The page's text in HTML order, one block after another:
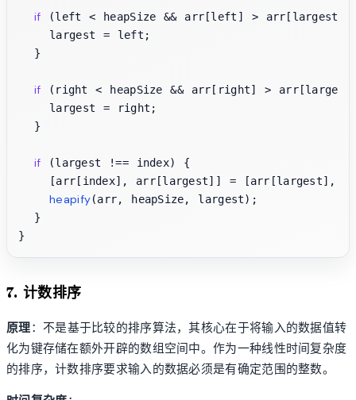
if (left < heapSize && arr[left] >
    largest = left;
  }
if (right < heapSize && arr[right] >
    largest = right;
  }
if (largest !== index) {
[arr[index], arr[largest]] = [arr[largest],
heapify(arr, heapSize, largest);
  }
7. 计数排序
原理：不是基于比较的排序算法，其核心在于将输入的数据值转
化为键存储在额外开辟的数组空间中。作为一种线性时间复杂度
的排序，计数排序要求输入的数据必须是有确定范围的整数。